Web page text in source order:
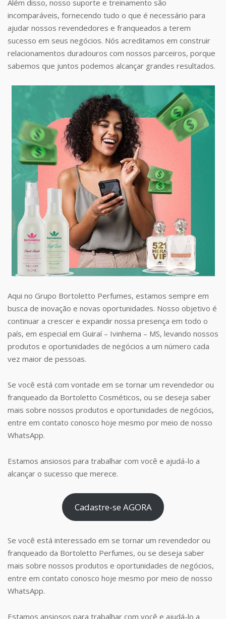
Além disso, nosso suporte e treinamento são
incomparáveis, fornecendo tudo o que é necessário para
ajudar nossos revendedores e franqueados a terem
sucesso em seus negócios. Nós acreditamos em construir
relacionamentos duradouros com nossos parceiros, porque
sabemos que juntos podemos alcançar grandes resultados.
Aqui no Grupo Bortoletto Perfumes, estamos sempre em
busca de inovação e novas oportunidades. Nosso objetivo é
continuar a crescer e expandir nossa presença em todo o
país, em especial em Guiraí – Ivinhema – MS, levando nossos
produtos e oportunidades de negócios a um número cada
vez maior de pessoas.
Se você está com vontade em se tornar um revendedor ou
franqueado da Bortoletto Cosméticos, ou se deseja saber
mais sobre nossos produtos e oportunidades de negócios,
entre em contato conosco hoje mesmo por meio de nosso
WhatsApp.
Estamos ansiosos para trabalhar com você e ajudá-lo a
alcançar o sucesso que merece.
Cadastre-se AGORA
Se você está interessado em se tornar um revendedor ou
franqueado da Bortoletto Perfumes, ou se deseja saber
mais sobre nossos produtos e oportunidades de negócios,
entre em contato conosco hoje mesmo por meio de nosso
WhatsApp.
Estamos ansiosos para trabalhar com você e ajudá-lo a